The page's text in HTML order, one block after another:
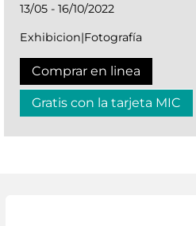
13/05 - 16/10/2022
Exhibicion|Fotografía
Comprar en linea
Gratis con la tarjeta MIC